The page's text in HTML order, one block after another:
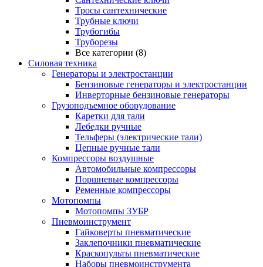
Тросы сантехнические
Трубные ключи
Трубогибы
Труборезы
Все категории (8)
Силовая техника
Генераторы и электростанции
Бензиновые генераторы и электростанции
Инверторные бензиновые генераторы
Грузоподъемное оборудование
Каретки для тали
Лебедки ручные
Тельферы (электрические тали)
Цепные ручные тали
Компрессоры воздушные
Автомобильные компрессоры
Поршневые компрессоры
Ременные компрессоры
Мотопомпы
Мотопомпы ЗУБР
Пневмоинструмент
Гайковерты пневматические
Заклепочники пневматические
Краскопульты пневматические
Наборы пневмоинструмента